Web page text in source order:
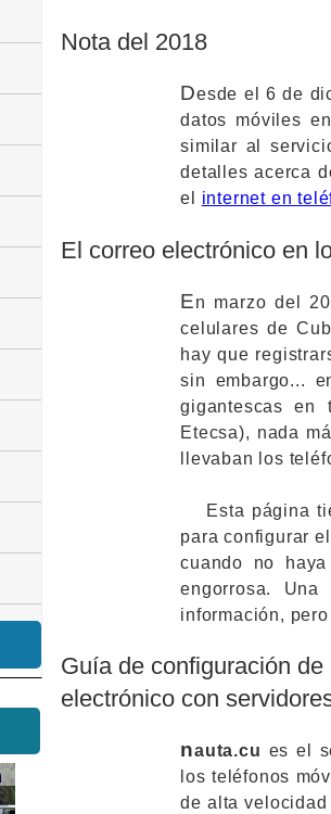
Nota del 2018
Desde el 6 de
datos móviles
similar al
detalles acerca
el internet en
El correo electrónico en
En marzo del
celulares de
hay que
sin embargo...
gigantescas
Etecsa), nada
llevaban los
Esta página
para configurar
cuando no
engorrosa.
información,
Guía de configuración
electrónico con
nauta.cu es el
los teléfonos
de alta